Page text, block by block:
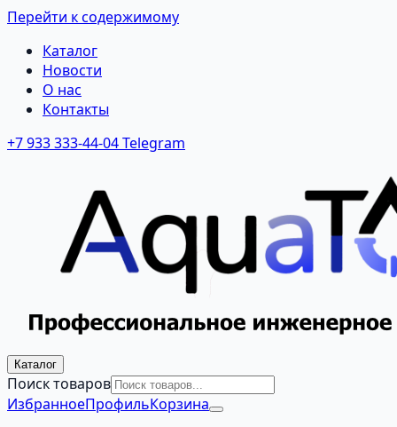
Перейти к содержимому
Каталог
Новости
О нас
Контакты
+7 933 333-44-04Telegram
Каталог
Поиск товаров
ИзбранноеПрофильКорзина